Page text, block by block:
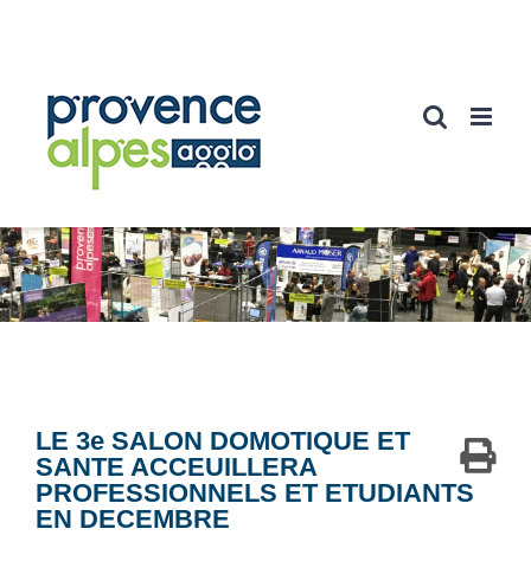
LE 3e SALON DOMOTIQUE ET
SANTE ACCEUILLERA
PROFESSIONNELS ET ETUDIANTS
EN DECEMBRE